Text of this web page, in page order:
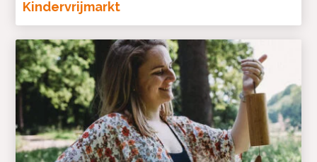
Kindervrijmarkt